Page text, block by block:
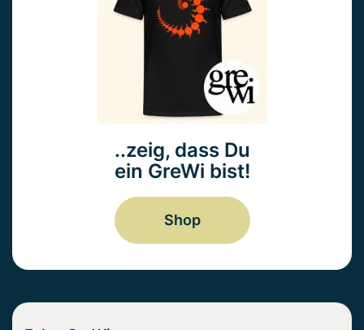
..zeig, dass Du
ein GreWi bist!
Shop